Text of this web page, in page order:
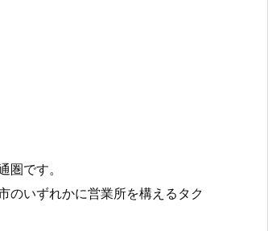
圏です。
のいずれかに営業所を構えるタク